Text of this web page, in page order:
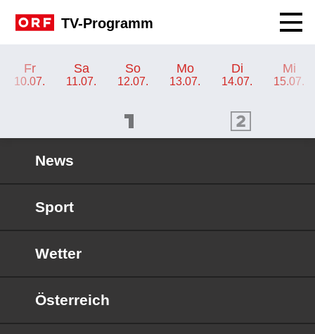
TV-Programm
Fr
10.07.
Sa
11.07.
So
12.07.
Mo
13.07.
Di
14.07.
Mi
15.07.
ORF 2 Programm
News
Sport
Wetter
Österreich